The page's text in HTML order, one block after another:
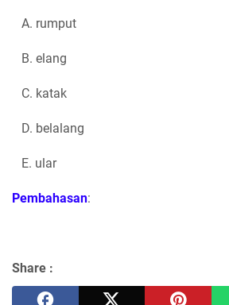
A. rumput
B. elang
C. katak
D. belalang
E. ular
Pembahasan:
Share :